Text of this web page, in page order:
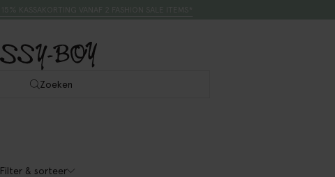
Zoeken
Filter & sorteer